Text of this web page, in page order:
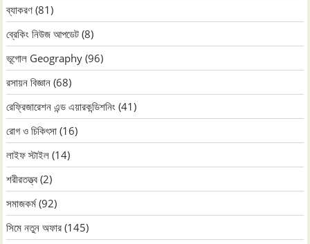
ব্যাকরণ (81)
ব্রেকিং নিউজ আপডেট (8)
ভূগোল Geography (96)
রসায়ন বিজ্ঞান (68)
রেফ্রিজারেশন এন্ড এয়ারকন্ডিশনিং (41)
রোগ ও চিকিৎসা (16)
লাইফ স্টাইল (14)
শরীরতত্ত্ব (2)
সমাজকর্ম(92)
সিমে নতুন ‍অফার (145)